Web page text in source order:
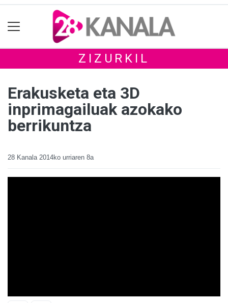
ZIZURKIL
Erakusketa eta 3D
inprimagailuak azokako
berrikuntza
28 Kanala 2014ko urriaren 8a